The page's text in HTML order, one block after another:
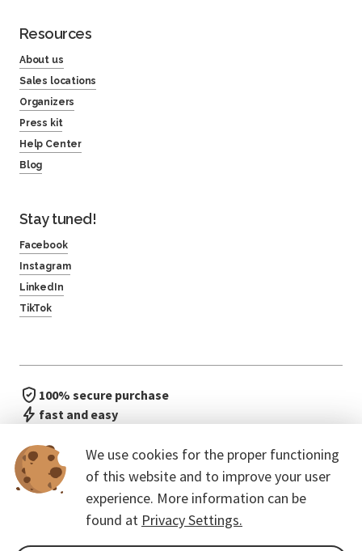
We use cookies for the proper functioning
of this website and to improve your user
experience. More information can be
found at Privacy Settings.
Resources
About us
Sales locations
Organizers
Press kit
Help Center
Blog
Stay tuned!
Facebook
Instagram
LinkedIn
TikTok
100% secure purchase
fast and easy